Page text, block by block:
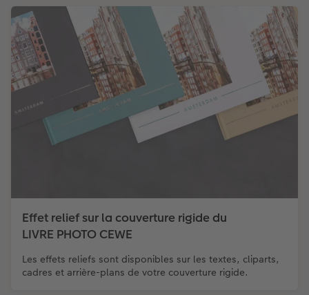
Effet relief sur la couverture rigide du
LIVRE PHOTO CEWE
Les effets reliefs sont disponibles sur les textes, cliparts,
cadres et arrière-plans de votre couverture rigide.